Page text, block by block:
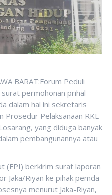
BARAT:Forum Peduli
permohonan prihal
dalam hal ini sekretaris
Prosedur Pelaksanaan RKL
yang diduga banyak
pembangunannya atau
(FPI) berkirim surat laporan
Jaka/Riyan ke pihak pemda
menurut Jaka-Riyan,